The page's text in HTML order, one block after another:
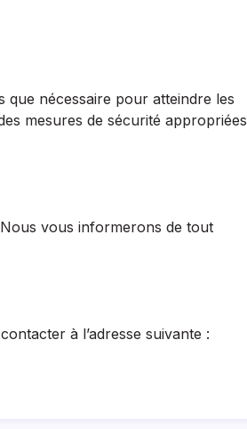
que nécessaire pour atteindre les
mesures de sécurité appropriées
vous informerons de tout
à l’adresse suivante :